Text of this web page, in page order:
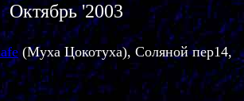
Октябрь '2003
(Муха Цокотуха), Соляной пер14,